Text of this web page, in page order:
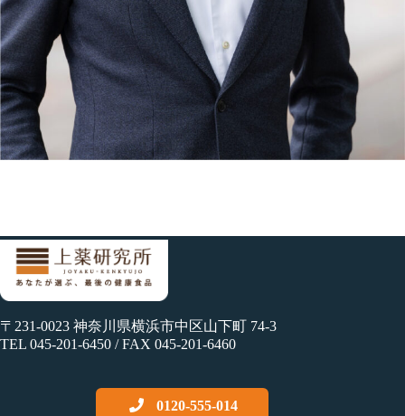
〒231-0023 神奈川県横浜市中区山下町 74-3
TEL 045-201-6450 / FAX 045-201-6460
0120-555-014